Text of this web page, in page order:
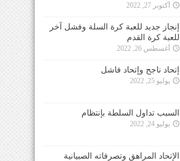
أكتوبر 27, 2022
إنجاز جديد للعبة كرة السلة وفشل آخر
للعبة كرة القدم
أغسطس 26, 2022
إتحاد ناجح وإتحاد فاشل
يوليو 25, 2022
السبب تداول السلطة بإنتظام
يوليو 24, 2022
الإتحاد المراهق وتصرفاته الصبيانية